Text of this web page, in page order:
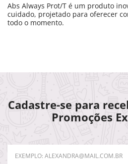
Abs Always Prot/T é um produto
cuidado, projetado para oferecer
todo o momento.
Cadastre-se para
Promoções